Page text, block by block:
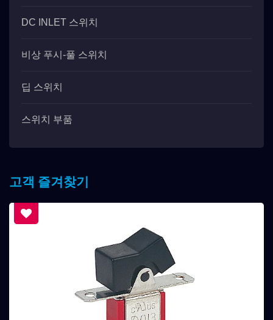
DC INLET 스위치
비상 푸시-풀 스위치
딥 스위치
스위치 부품
고객 즐겨찾기